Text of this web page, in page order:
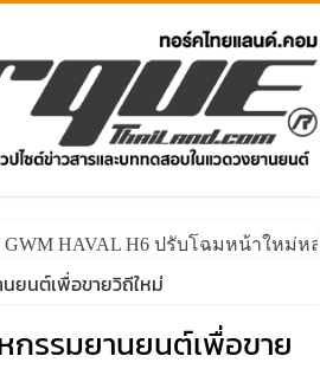
GWM HAVAL H6 ปรับโฉมหน้าใหม่
ยนต์เพื่อขายวิถีใหม่
กรรมยานยนต์เพื่อขาย